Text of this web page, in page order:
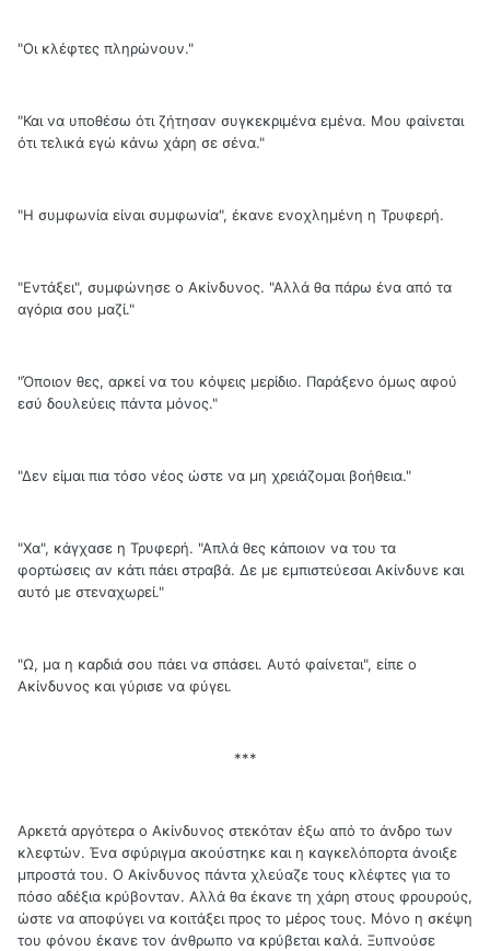
"Οι κλέφτες πληρώνουν."
"Και να υποθέσω ότι ζήτησαν συγκεκριμένα εμένα. Μου φαίνεται
ότι τελικά εγώ κάνω χάρη σε σένα."
"Η συμφωνία είναι συμφωνία", έκανε ενοχλημένη η Τρυφερή.
"Εντάξει", συμφώνησε ο Ακίνδυνος. "Αλλά θα πάρω ένα από τα
αγόρια σου μαζί."
"Όποιον θες, αρκεί να του κόψεις μερίδιο. Παράξενο όμως αφού
εσύ δουλεύεις πάντα μόνος."
"Δεν είμαι πια τόσο νέος ώστε να μη χρειάζομαι βοήθεια."
"Χα", κάγχασε η Τρυφερή. "Απλά θες κάποιον να του τα
φορτώσεις αν κάτι πάει στραβά. Δε με εμπιστεύεσαι Ακίνδυνε και
αυτό με στεναχωρεί."
"Ω, μα η καρδιά σου πάει να σπάσει. Αυτό φαίνεται", είπε ο
Ακίνδυνος και γύρισε να φύγει.
***
Αρκετά αργότερα ο Ακίνδυνος στεκόταν έξω από το άνδρο των
κλεφτών. Ένα σφύριγμα ακούστηκε και η καγκελόπορτα άνοιξε
μπροστά του. Ο Ακίνδυνος πάντα χλεύαζε τους κλέφτες για το
πόσο αδέξια κρύβονταν. Αλλά θα έκανε τη χάρη στους φρουρούς,
ώστε να αποφύγει να κοιτάξει προς το μέρος τους. Μόνο η σκέψη
του φόνου έκανε τον άνθρωπο να κρύβεται καλά. Ξυπνούσε